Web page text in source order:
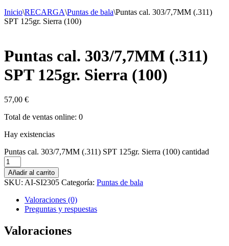
Inicio\RECARGA\Puntas de bala\Puntas cal. 303/7,7MM (.311)
SPT 125gr. Sierra (100)
Puntas cal. 303/7,7MM (.311)
SPT 125gr. Sierra (100)
57,00 €
Total de ventas online: 0
Hay existencias
Puntas cal. 303/7,7MM (.311) SPT 125gr. Sierra (100) cantidad
Añadir al carrito
SKU: AI-SI2305 Categoría: Puntas de bala
Valoraciones (0)
Preguntas y respuestas
Valoraciones